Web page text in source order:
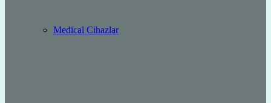
Medical Cihazlar